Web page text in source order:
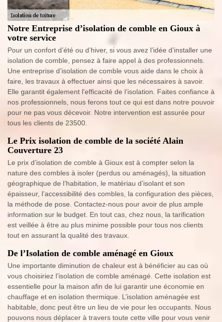
Notre Entreprise d’isolation de comble en Gioux à
votre service
Pour un confort d’été ou d’hiver, si vous avez l’idée d’installer une
isolation de comble, pensez à faire appel à des professionnels.
Une entreprise d’isolation de comble vous aide dans le choix à
faire, les travaux à effectuer ainsi que les nécessaires à savoir.
Elle garantit également l'efficacité de l’isolation. Faites confiance à
nos professionnels, nous ferons tout ce qui est dans notre pouvoir
pour ne pas vous décevoir. Notre intervention est assurée pour
tous les clients de 23500.
Le Prix isolation de comble de la société Alain
Couverture 23
Le prix d’isolation de comble à Gioux est à compter selon la
nature des combles à isoler (perdus ou aménagés), la situation
géographique de l’habitation, le matériau d’isolant et son
épaisseur, l’accessibilité des combles, la configuration des pièces,
la méthode de pose. Contactez-nous pour avoir de plus ample
information sur le budget. En tout cas, chez nous, la tarification
est veillée à être au plus minime possible pour tous nos clients
tout en assurant la qualité des travaux.
De l’Isolation de comble aménagé en Gioux
Une importante diminution de chaleur est à bénéficier au cas où
vous choisiriez l’isolation de comble aménagé. Cette isolation est
essentielle pour la maison afin de lui garantir une économie en
chauffage et en isolation thermique. L’isolation aménagée est
habitable, donc peut être un lieu de vie pour les occupants. Nous
pouvons nous déplacer à travers toute cette ville pour vous venir